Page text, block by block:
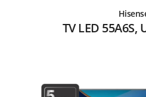
TV LED 55A6S,